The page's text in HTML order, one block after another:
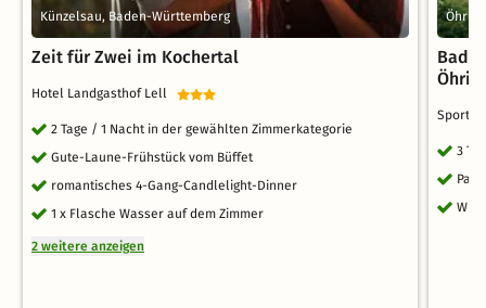
Künzelsau, Baden-Württemberg
Zeit für Zwei im Kochertal
Hotel Landgasthof Lell
2 Tage / 1 Nacht in der gewählten Zimmerkategorie
Gute-Laune-Frühstück vom Büffet
romantisches 4-Gang-Candlelight-Dinner
1 x Flasche Wasser auf dem Zimmer
2 weitere anzeigen
3